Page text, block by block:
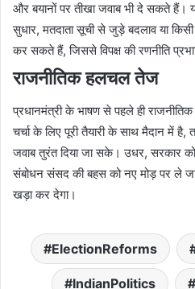
और बयानों पर तीखा जवाब भी दे सकते हैं।
सुधार, मतदाता सूची से जुड़े बदलाव या
कर सकते हैं, जिससे विपक्ष की रणनीति
राजनीतिक हलचल तेज
प्रधानमंत्री के भाषण से पहले ही
चर्चा के लिए पूरी तैयारी के साथ मैदान में है,
जवाब तुरंत दिया जा सके। उधर, सरकार को
संबोधन संसद की बहस को नए मोड़ पर ले
खड़ा कर देगा।
ElectionReforms
IndianPolitics